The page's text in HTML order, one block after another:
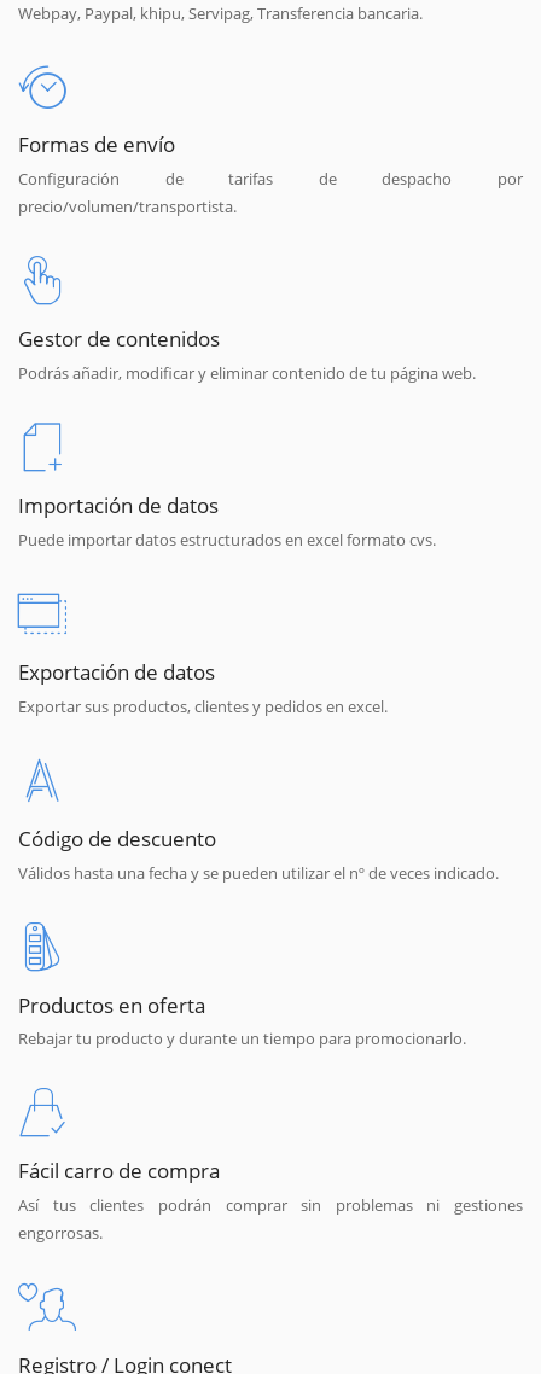
Webpay, Paypal, khipu, Servipag, Transferencia bancaria.
Formas de envío
Configuración de tarifas de despacho por
precio/volumen/transportista.
Gestor de contenidos
Podrás añadir, modificar y eliminar contenido de tu página web.
Importación de datos
Puede importar datos estructurados en excel formato cvs.
Exportación de datos
Exportar sus productos, clientes y pedidos en excel.
Código de descuento
Válidos hasta una fecha y se pueden utilizar el nº de veces indicado.
Productos en oferta
Rebajar tu producto y durante un tiempo para promocionarlo.
Fácil carro de compra
Así tus clientes podrán comprar sin problemas ni gestiones
engorrosas.
Registro / Login conect